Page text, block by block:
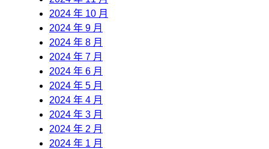
2024 年 10 月
2024 年 9 月
2024 年 8 月
2024 年 7 月
2024 年 6 月
2024 年 5 月
2024 年 4 月
2024 年 3 月
2024 年 2 月
2024 年 1 月